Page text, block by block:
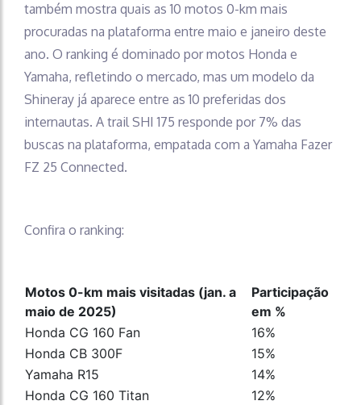
também mostra quais as 10 motos 0-km mais
procuradas na plataforma entre maio e janeiro deste
ano. O ranking é dominado por motos Honda e
Yamaha, refletindo o mercado, mas um modelo da
Shineray já aparece entre as 10 preferidas dos
internautas. A trail SHI 175 responde por 7% das
buscas na plataforma, empatada com a Yamaha Fazer
FZ 25 Connected.
Confira o ranking:
Motos 0-km mais visitadas (jan. a
maio de 2025)
Participação
em %
Honda CG 160 Fan
16%
Honda CB 300F
15%
Yamaha R15
14%
Honda CG 160 Titan
12%